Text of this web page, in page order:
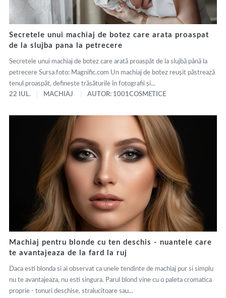
Secretele unui machiaj de botez care arata proaspat
de la slujba pana la petrecere
Secretele unui machiaj de botez care arată proaspăt de la slujbă până la
petrecere Sursa foto: Magnific.com Un machiaj de botez reușit păstrează
tenul proaspăt, definește trăsăturile în fotografii și...
22 IUL.
MACHIAJ AUTOR: 1001COSMETICE
Machiaj pentru blonde cu ten deschis - nuantele care
te avantajeaza de la fard la ruj
Daca esti blonda si ai observat ca unele tendinte de machiaj pur si simplu
nu te avantajeaza, nu esti singura. Parul blond vine cu o paleta cromatica
proprie - tonuri deschise, stralucitoare sau...